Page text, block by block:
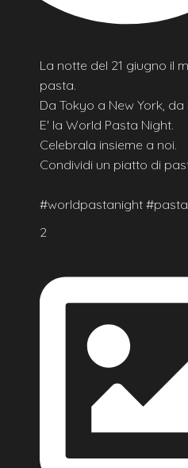
La notte del 21 giugno il
pasta.
Da Tokyo a New York,
E' la World Pasta Night.
Celebrala insieme a noi.
Condividi un piatto di
#worldpastanight #pasta
2